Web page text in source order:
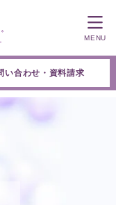
い合わせ・資料請求
MENU